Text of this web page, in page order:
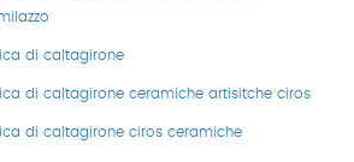
di caltagirone
di caltagirone ceramiche artisitche ciros
di caltagirone ciros ceramiche